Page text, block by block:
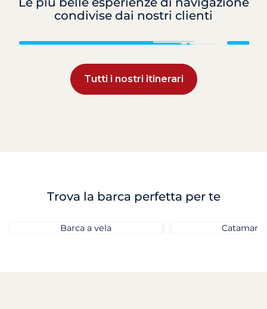
condivise dai nostri clienti
Tutti i nostri itinerari
Trova la barca perfetta per te
Barca a vela